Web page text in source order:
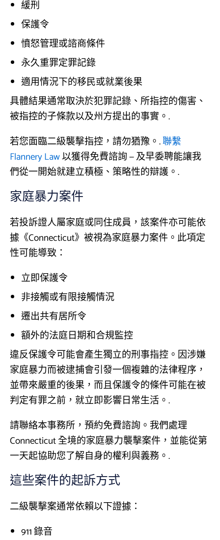
緩刑
保護令
憤怒管理或諮商條件
永久重罪定罪記錄
適用情況下的移民或就業後果
具體結果通常取決於犯罪記錄、所指控的傷害、
被指控的子條款以及州方提出的事實。.
若您面臨二級襲擊指控，請勿猶豫。.聯繫
Flannery Law以獲得免費諮詢 — 及早委聘能讓我
們從一開始就建立積極、策略性的辯護。.
家庭暴力案件
若投訴證人屬家庭或同住成員，該案件亦可能依
據《Connecticut》被視為家庭暴力案件。此項定
性可能導致：
立即保護令
非接觸或有限接觸情況
遷出共有居所令
額外的法庭日期和合規監控
違反保護令可能會產生獨立的刑事指控。因涉嫌
家庭暴力而被逮捕會引發一個複雜的法律程序，
並帶來嚴重的後果，而且保護令的條件可能在被
判定有罪之前，就立即影響日常生活。.
請聯絡本事務所，預約免費諮詢。我們處理
Connecticut 全境的家庭暴力襲擊案件，並能從第
一天起協助您了解自身的權利與義務。.
這些案件的起訴方式
二級襲擊案通常依賴以下證據：
911 錄音